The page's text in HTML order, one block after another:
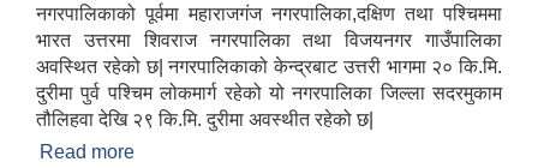
नगरपालिकाको पूर्वमा महाराजगंज नगरपालिका,दक्षिण तथा पश्चिममा
भारत उत्तरमा शिवराज नगरपालिका तथा विजयनगर गाउँपालिका
अवस्थित रहेको छ| नगरपालिकाको केन्द्रबाट उत्तरी भागमा २० कि.मि.
दुरीमा पुर्व पश्चिम लोकमार्ग रहेको यो नगरपालिका जिल्ला सदरमुकाम
तौलिहवा देखि २९ कि.मि. दुरीमा अवस्थीत रहेको छ|
Read more